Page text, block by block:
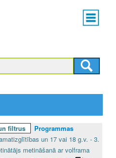
Main
menu
filtrus
Programmas
un 17 vai 18 g.v. - 3.
metināšanā ar volframa